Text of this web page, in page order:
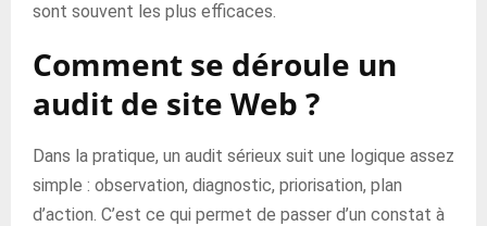
sont souvent les plus efficaces.
Comment se déroule un
audit de site Web ?
Dans la pratique, un audit sérieux suit une logique assez
simple : observation, diagnostic, priorisation, plan
d’action. C’est ce qui permet de passer d’un constat à